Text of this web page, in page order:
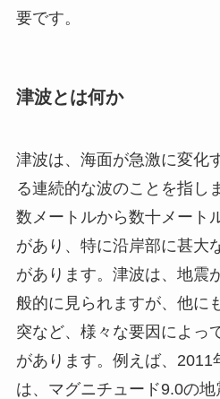
要です。
津波とは何か
津波は、海面が急激に変化
る連続的な波のことを指し
数メートルから数十メート
があり、特に沿岸部に甚大
があります。津波は、地震
般的に見られますが、他に
突など、様々な要因によっ
があります。例えば、2011
は、マグニチュード9.0の